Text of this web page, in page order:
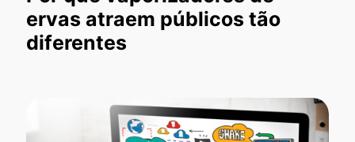
ervas atraem públicos tão
diferentes